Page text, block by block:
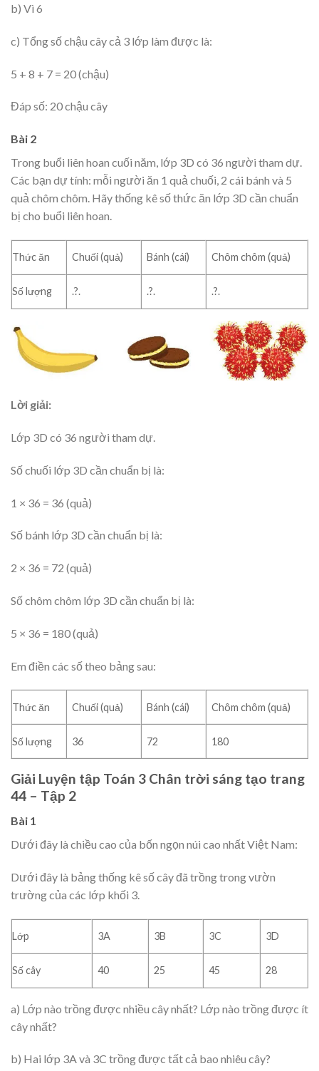
b) Vì 6
c) Tổng số chậu cây cả 3 lớp làm được là:
5 + 8 + 7 = 20 (chậu)
Đáp số: 20 chậu cây
Bài 2
Trong buổi liên hoan cuối năm, lớp 3D có 36 người tham dự.
Các bạn dự tính: mỗi người ăn 1 quả chuối, 2 cái bánh và 5
quả chôm chôm. Hãy thống kê số thức ăn lớp 3D cần chuẩn
bị cho buổi liên hoan.
Thức ăn Chuối (quả) Bánh (cái) Chôm chôm (quả)
Số lượng .?. .?. .?.
Lời giải:
Lớp 3D có 36 người tham dự.
Số chuối lớp 3D cần chuẩn bị là:
1 × 36 = 36 (quả)
Số bánh lớp 3D cần chuẩn bị là:
2 × 36 = 72 (quả)
Số chôm chôm lớp 3D cần chuẩn bị là:
5 × 36 = 180 (quả)
Em điền các số theo bảng sau:
Thức ăn Chuối (quả) Bánh (cái) Chôm chôm (quả)
Số lượng 36 72 180
Giải Luyện tập Toán 3 Chân trời sáng tạo trang
44 – Tập 2
Bài 1
Dưới đây là chiều cao của bốn ngọn núi cao nhất Việt Nam:
Dưới đây là bảng thống kê số cây đã trồng trong vườn
trường của các lớp khối 3.
Lớp 3A 3B 3C 3D
Số cây 40 25 45 28
a) Lớp nào trồng được nhiều cây nhất? Lớp nào trồng được ít
cây nhất?
b) Hai lớp 3A và 3C trồng được tất cả bao nhiêu cây?